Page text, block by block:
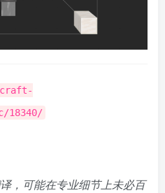
18340/
，可能在专业细节上未必百